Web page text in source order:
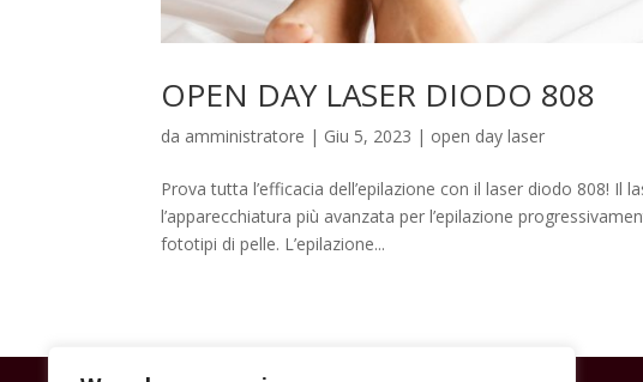
OPEN DAY LASER DIODO 808
da amministratore | Giu 5, 2023 | open day laser
Prova tutta l’efficacia dell’epilazione con il laser diodo 808! Il
l’apparecchiatura più avanzata per l’epilazione
fototipi di pelle. L’epilazione...